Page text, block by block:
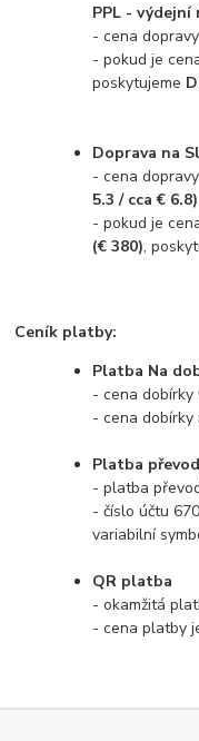
PPL - výdejní
- cena
- pokud je
poskytujeme
Doprava na
- cena
5.3 / cca €
- pokud je
(€ 380),
Ceník platby:
Platba Na
- cena dobírky
- cena
Platba
- platba
- číslo účtu
variabilní
QR platba
- okamžitá
- cena platby